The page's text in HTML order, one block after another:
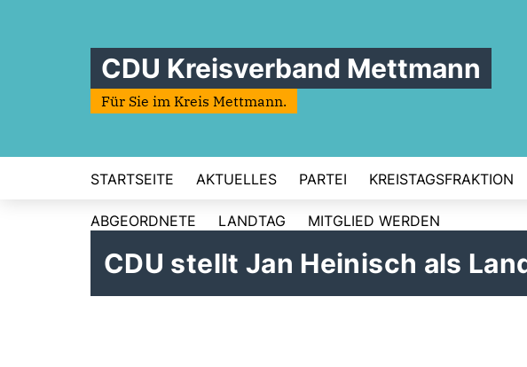
CDU Kreisverband Mettmann
Für Sie im Kreis Mettmann.
STARTSEITE AKTUELLES PARTEI KREISTAGSFRAKTION
ABGEORDNETE LANDTAG MITGLIED WERDEN
CDU stellt Jan Heinisch als